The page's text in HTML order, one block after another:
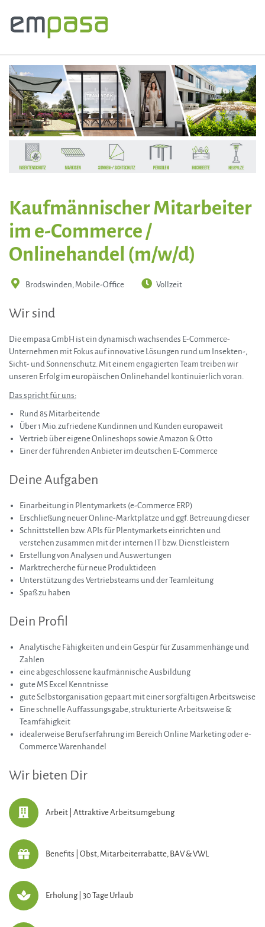
Kaufmännischer Mitarbeiter
im e-Commerce /
Onlinehandel (m/w/d)
Brodswinden, Mobile-Office Vollzeit
Wir sind
Die empasa GmbH ist ein dynamisch wachsendes E-Commerce-
Unternehmen mit Fokus auf innovative Lösungen rund um Insekten-,
Sicht- und Sonnenschutz. Mit einem engagierten Team treiben wir
unseren Erfolg im europäischen Onlinehandel kontinuierlich voran.
Das spricht für uns:
Rund 85 Mitarbeitende
Über 1 Mio. zufriedene Kundinnen und Kunden europaweit
Vertrieb über eigene Onlineshops sowie Amazon & Otto
Einer der führenden Anbieter im deutschen E-Commerce
Deine Aufgaben
Einarbeitung in Plentymarkets (e-Commerce ERP)
Erschließung neuer Online-Marktplätze und ggf. Betreuung dieser
Schnittstellen bzw. APIs für Plentymarkets einrichten und
verstehen zusammen mit der internen IT bzw. Dienstleistern
Erstellung von Analysen und Auswertungen
Marktrecherche für neue Produktideen
Unterstützung des Vertriebsteams und der Teamleitung
Spaß zu haben
Dein Profil
Analytische Fähigkeiten und ein Gespür für Zusammenhänge und
Zahlen
eine abgeschlossene kaufmännische Ausbildung
gute MS Excel Kenntnisse
gute Selbstorganisation gepaart mit einer sorgfältigen Arbeitsweise
Eine schnelle Auffassungsgabe, strukturierte Arbeitsweise &
Teamfähigkeit
idealerweise Berufserfahrung im Bereich Online Marketing oder e-
Commerce Warenhandel
Wir bieten Dir
Arbeit | Attraktive Arbeitsumgebung
Benefits | Obst, Mitarbeiterrabatte, BAV & VWL
Erholung | 30 Tage Urlaub